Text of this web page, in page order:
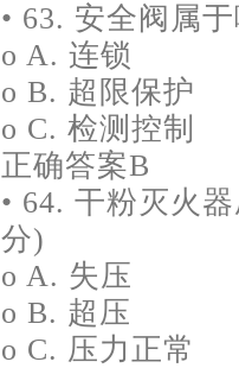
• 63. 安全阀属
o A. 连锁
o B. 超限保护
o C. 检测控制
正确答案B
• 64. 干粉灭火
分)
o A. 失压
o B. 超压
o C. 压力正常